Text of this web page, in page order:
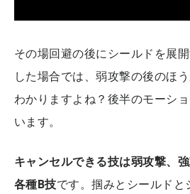
その場回避の後にシールドを展
した場合では、弱攻撃の後のほ
わかりますよね？後半のモーシ
います。
キャンセルできる技は弱攻撃、強
各種B技です。掴みとシールド